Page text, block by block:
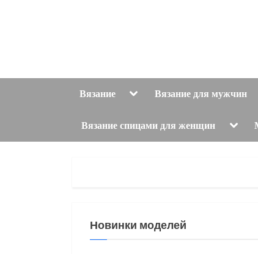
Вязание ToggleВязание для мужчин
Вязание спицами для женщин Toggle
menu
Новинки моделей